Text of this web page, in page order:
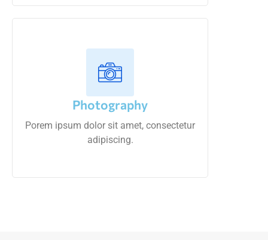
Photography
Porem ipsum dolor sit amet, consectetur
adipiscing.